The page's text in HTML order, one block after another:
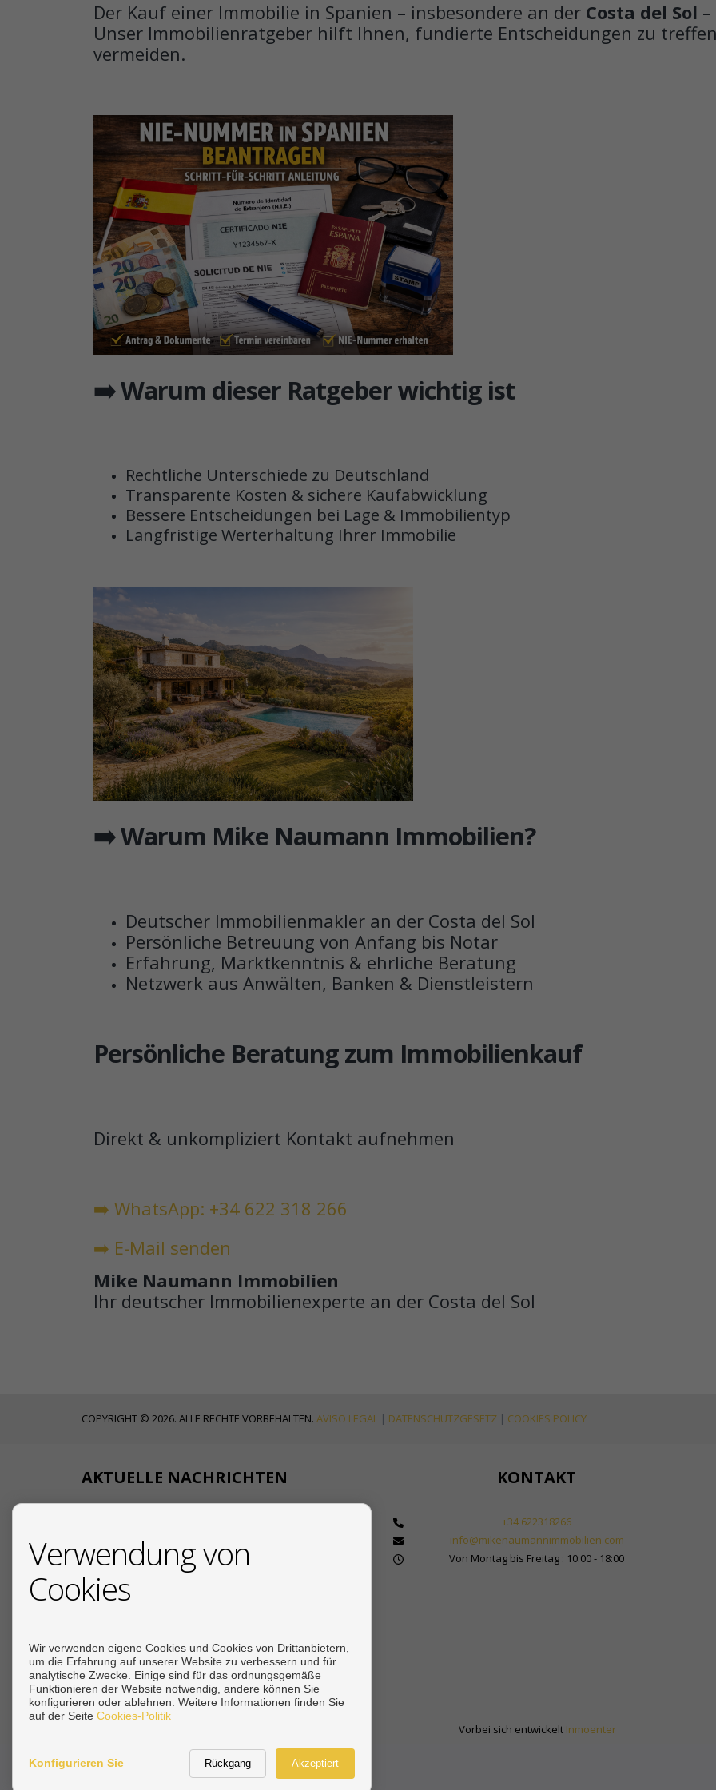
Der Kauf einer Immobilie in Spanien – insbesondere an der Costa del Sol
Unser Immobilienratgeber hilft Ihnen, fundierte Entscheidungen zu
vermeiden.
➡️ Warum dieser Ratgeber wichtig ist
Rechtliche Unterschiede zu Deutschland
Transparente Kosten & sichere Kaufabwicklung
Bessere Entscheidungen bei Lage & Immobilientyp
Langfristige Werterhaltung Ihrer Immobilie
➡️ Warum Mike Naumann Immobilien?
Deutscher Immobilienmakler an der Costa del Sol
Persönliche Betreuung von Anfang bis Notar
Erfahrung, Marktkenntnis & ehrliche Beratung
Netzwerk aus Anwälten, Banken & Dienstleistern
Persönliche Beratung zum Immobilienkauf
Direkt & unkompliziert Kontakt aufnehmen
➡️ WhatsApp: +34 622 318 266
➡️ E-Mail senden
Mike Naumann Immobilien
Ihr deutscher Immobilienexperte an der Costa del Sol
COPYRIGHT © 2026. ALLE RECHTE VORBEHALTEN. AVISO LEGAL | DATENSCHUTZGESETZ | COOKIES POLICY
AKTUELLE NACHRICHTEN
19/12/2025
Steuern beim Immobilienkauf an der Costa del Sol
Siehe mehr
KONTAKT
+34 622318266
info@mikenaumannimmobilien.com
Von Montag bis Freitag : 10:00 - 18:00
Vorbei sich entwickelt Inmoenter
Verwendung von
Cookies
Wir verwenden eigene Cookies und Cookies von Drittanbietern,
um die Erfahrung auf unserer Website zu verbessern und für
analytische Zwecke. Einige sind für das ordnungsgemäße
Funktionieren der Website notwendig, andere können Sie
konfigurieren oder ablehnen. Weitere Informationen finden Sie
auf der Seite Cookies-Politik
Konfigurieren Sie